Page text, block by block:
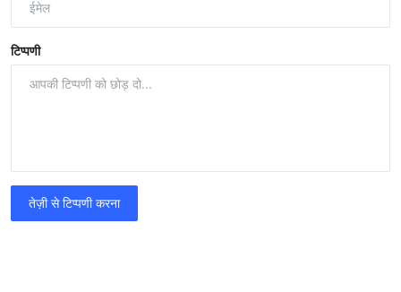
टिप्पणी
तेज़ी से टिप्पणी करना